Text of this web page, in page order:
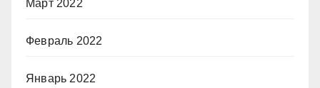
Март 2022
Февраль 2022
Январь 2022